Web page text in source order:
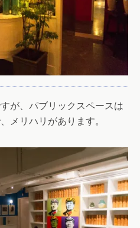
が、パブリックスペースは
メリハリがあります。